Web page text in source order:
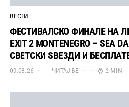
ВЕСТИ
ФЕСТИВАЛСКО ФИНАЛЕ НА
EXIT 2 MONTENEGRO – SEA
СВЕТСКИ ЅВЕЗДИ И
09.08.26 ЧИТАЈ БЕ 2 MIN